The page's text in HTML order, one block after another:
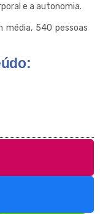
e a autonomia.
média, 540 pessoas